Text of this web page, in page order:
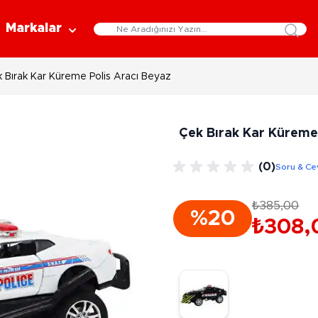
Eğitici Oyuncaklar
Oyunlar
Arkadaş - Aile Kutu Oyunları
Çocuk Kutu Oyunları
Eğitici Oyunlar
Bebekler
Et Bebekler
Fonksiyonlu Bebekler
Oyuncak Bebek Aksesuarları
Oyuncak Bebek Setleri
Kozmetik ve Güzellik Setleri
Aksesuar
6-9 Yaş
Markalar
Bırak Kar Küreme Polis Aracı Beyaz
Çek Bırak Kar
(0)Soru &
%20
₺385,00